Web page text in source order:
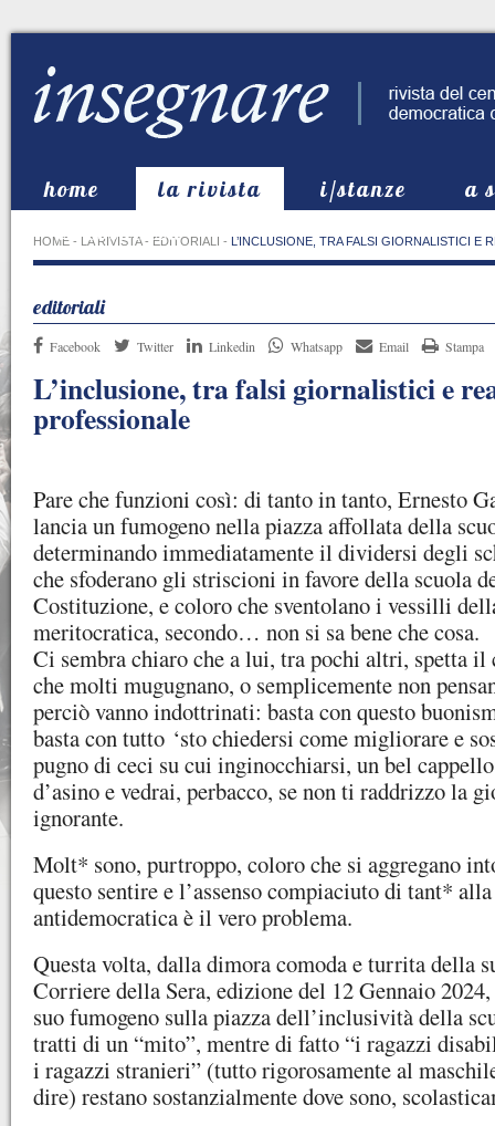
home la rivista i/stanze
a
in evidenza
HOME - LA RIVISTA- EDITORIALI - L’INCLUSIONE, TRA FALSI GIORNALISTICI E
editoriali
Facebook Twitter Linkedin Whatsapp Email Stampa
L’inclusione, tra falsi giornalistici e
professionale
Pare che funzioni così: di tanto in tanto, Ernesto
lancia un fumogeno nella piazza affollata della
determinando immediatamente il dividersi degli
che sfoderano gli striscioni in favore della scuola
Costituzione, e coloro che sventolano i vessilli
meritocratica, secondo… non si sa bene che cosa.
Ci sembra chiaro che a lui, tra pochi altri, spetta
che molti mugugnano, o semplicemente non
perciò vanno indottrinati: basta con questo
basta con tutto ‘sto chiedersi come migliorare e
pugno di ceci su cui inginocchiarsi, un bel
d’asino e vedrai, perbacco, se non ti raddrizzo la
ignorante.
Molt* sono, purtroppo, coloro che si aggregano
questo sentire e l’assenso compiaciuto di tant*
antidemocratica è il vero problema.
Questa volta, dalla dimora comoda e turrita della
Corriere della Sera, edizione del 12 Gennaio
suo fumogeno sulla piazza dell’inclusività della
tratti di un “mito”, mentre di fatto “i ragazzi
i ragazzi stranieri” (tutto rigorosamente al
dire) restano sostanzialmente dove sono,